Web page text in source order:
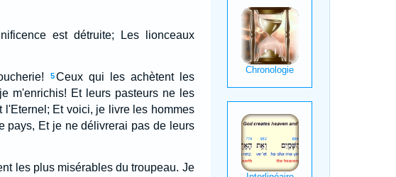
est détruite; Les lionceaux
5 Ceux qui les achètent les
m'enrichis! Et leurs pasteurs ne les
Et voici, je livre les hommes
pays, Et je ne délivrerai pas de leurs
les plus misérables du troupeau. Je